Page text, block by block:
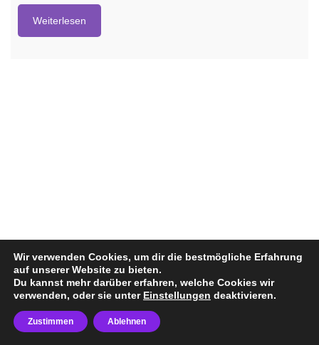
Weiterlesen
Wir verwenden Cookies, um dir die bestmögliche Erfahrung
auf unserer Website zu bieten.
Du kannst mehr darüber erfahren, welche Cookies wir
verwenden, oder sie unter Einstellungen deaktivieren.
Zustimmen Ablehnen